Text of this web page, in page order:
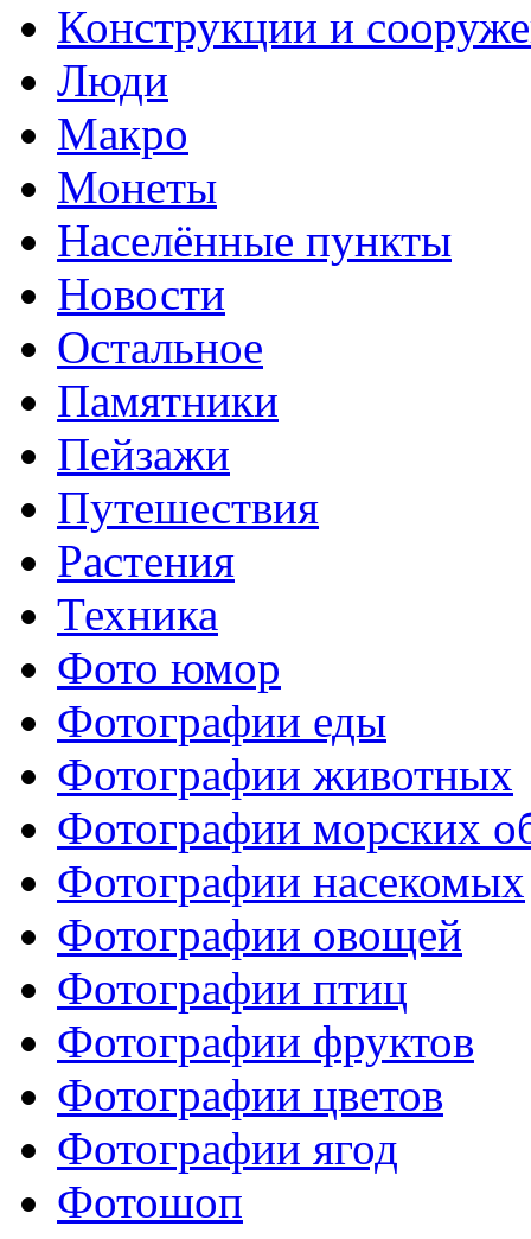
Конструкции и
Люди
Макро
Монеты
Населённые пункты
Новости
Остальное
Памятники
Пейзажи
Путешествия
Растения
Техника
Фото юмор
Фотографии еды
Фотографии животных
Фотографии морских
Фотографии насекомых
Фотографии овощей
Фотографии птиц
Фотографии фруктов
Фотографии цветов
Фотографии ягод
Фотошоп